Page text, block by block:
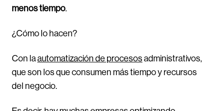
menos tiempo.
¿Cómo lo hacen?
Con laautomatización de procesosadministrativos,
que son los que consumen más tiempo y recursos
del negocio.